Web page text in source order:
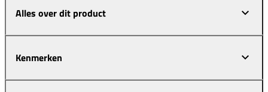
Alles over dit product
Kenmerken